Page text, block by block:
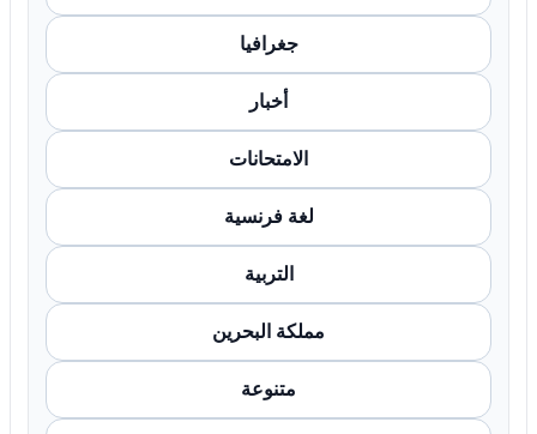
جغرافيا
أخبار
الامتحانات
لغة فرنسية
التربية
مملكة البحرين
متنوعة